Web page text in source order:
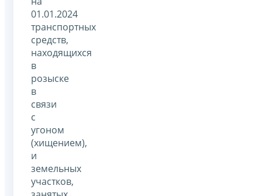
01.01.2024
транспортных
средств,
находящихся
в
розыске
в
связи
с
угоном
(хищением),
и
земельных
участков,